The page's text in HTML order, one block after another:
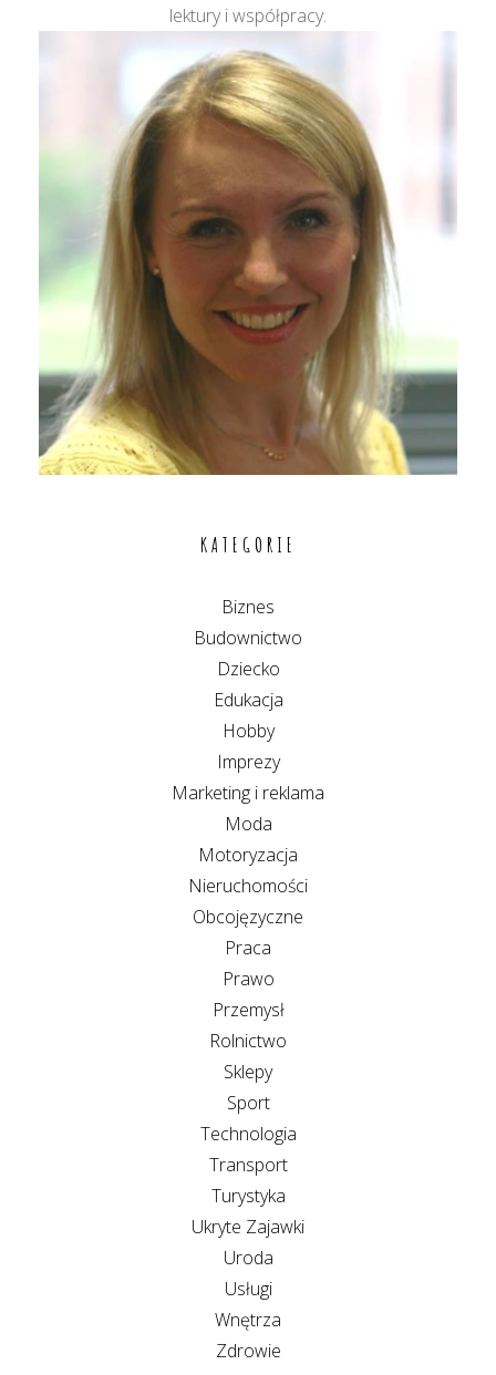
lektury i współpracy.
KATEGORIE
Biznes
Budownictwo
Dziecko
Edukacja
Hobby
Imprezy
Marketing i reklama
Moda
Motoryzacja
Nieruchomości
Obcojęzyczne
Praca
Prawo
Przemysł
Rolnictwo
Sklepy
Sport
Technologia
Transport
Turystyka
Ukryte Zajawki
Uroda
Usługi
Wnętrza
Zdrowie